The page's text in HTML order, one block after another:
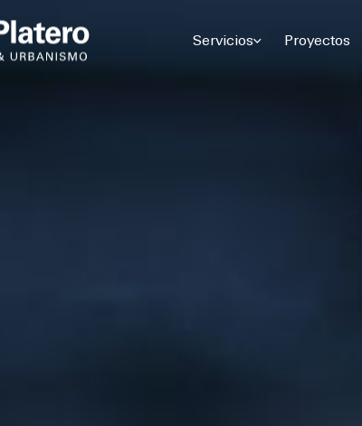
Servicios Proyectos